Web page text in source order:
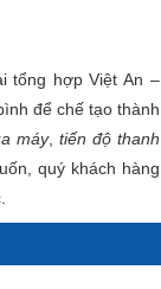
tổng hợp Việt An –
để chế tạo thành
máy, tiến độ thanh
quý khách hàng